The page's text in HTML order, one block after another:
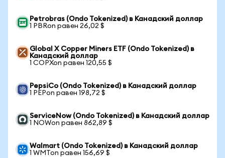
Petrobras (Ondo Tokenized) в Канадский доллар
1 PBRon равен 26,02 $
Global X Copper Miners ETF (Ondo Tokenized) в
Канадский доллар
1 COPXon равен 120,55 $
PepsiCo (Ondo Tokenized) в Канадский доллар
1 PEPon равен 198,72 $
ServiceNow (Ondo Tokenized) в Канадский доллар
1 NOWon равен 862,89 $
Walmart (Ondo Tokenized) в Канадский доллар
1 WMTon равен 156,69 $